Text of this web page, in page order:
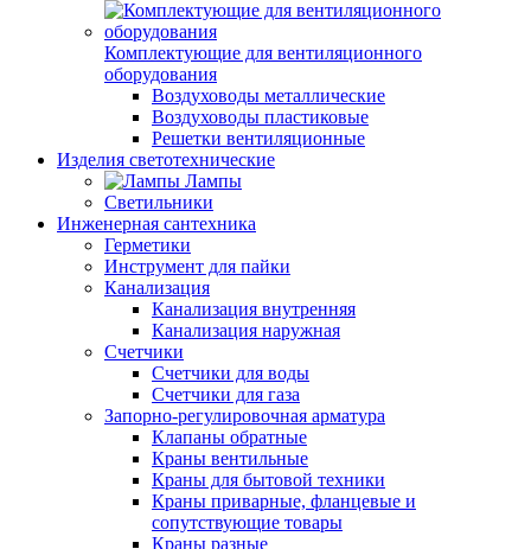
Комплектующие для вентиляционного
оборудования
Воздуховоды металлические
Воздуховоды пластиковые
Решетки вентиляционные
Изделия светотехнические
Лампы
Светильники
Инженерная сантехника
Герметики
Инструмент для пайки
Канализация
Канализация внутренняя
Канализация наружная
Счетчики
Счетчики для воды
Счетчики для газа
Запорно-регулировочная арматура
Клапаны обратные
Краны вентильные
Краны для бытовой техники
Краны приварные, фланцевые и
сопутствующие товары
Краны разные